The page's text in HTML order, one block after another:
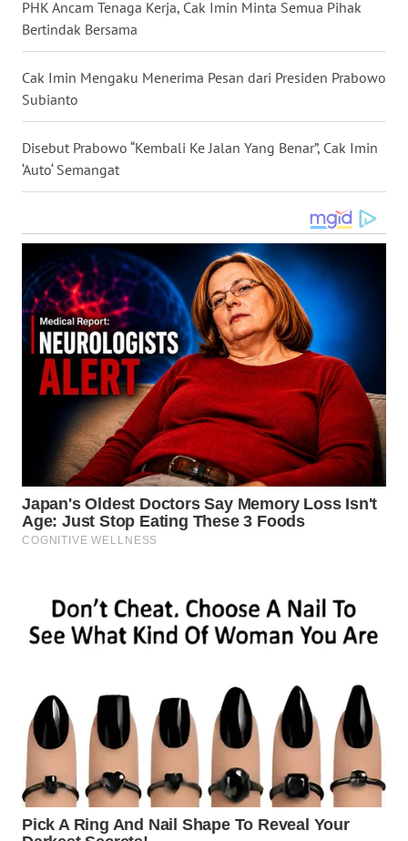
PHK Ancam Tenaga Kerja, Cak Imin Minta Semua Pihak
Bertindak Bersama
Cak Imin Mengaku Menerima Pesan dari Presiden Prabowo
Subianto
Disebut Prabowo “Kembali Ke Jalan Yang Benar”, Cak Imin
‘Auto‘ Semangat
WN
JOGJA
WN
JATIM
BALI
WN
KALBAR
WN
KALTENG
WN
KALTARA
KALSEL
WN
SULSEL
WN
GORONTALO
SULUT
WN